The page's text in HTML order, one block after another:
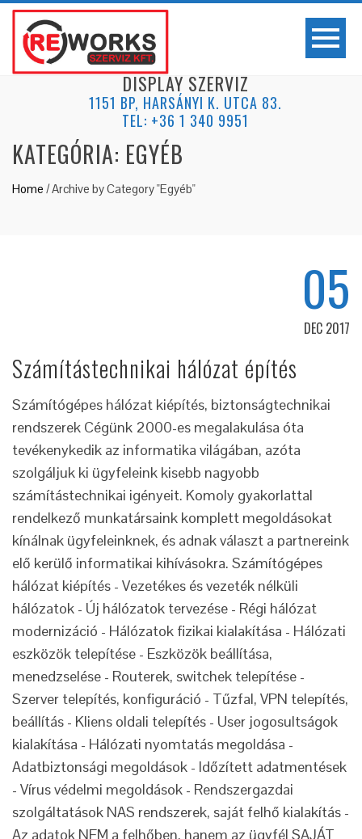
DISPLAY SZERVIZ
1151 BP, HARSÁNYI K. UTCA 83.
TEL: +36 1 340 9951
KATEGÓRIA: EGYÉB
Home /Archive by Category "Egyéb"
05
DEC 2017
Számítástechnikai hálózat építés
Számítógépes hálózat kiépítés, biztonságtechnikai
rendszerek Cégünk 2000-es megalakulása óta
tevékenykedik az informatika világában, azóta
szolgáljuk ki ügyfeleink kisebb nagyobb
számítástechnikai igényeit. Komoly gyakorlattal
rendelkező munkatársaink komplett megoldásokat
kínálnak ügyfeleinknek, és adnak választ a partnereink
elő kerülő informatikai kihívásokra. Számítógépes
hálózat kiépítés - Vezetékes és vezeték nélküli
hálózatok - Új hálózatok tervezése - Régi hálózat
modernizáció - Hálózatok fizikai kialakítása - Hálózati
eszközök telepítése - Eszközök beállítása,
menedzselése - Routerek, switchek telepítése -
Szerver telepítés, konfiguráció - Tűzfal, VPN telepítés,
beállítás - Kliens oldali telepítés - User jogosultságok
kialakítása - Hálózati nyomtatás megoldása -
Adatbiztonsági megoldások - Időzített adatmentések
- Vírus védelmi megoldások - Rendszergazdai
szolgáltatások NAS rendszerek, saját felhő kialakítás -
Az adatok NEM a felhőben, hanem az ügyfél SAJÁT